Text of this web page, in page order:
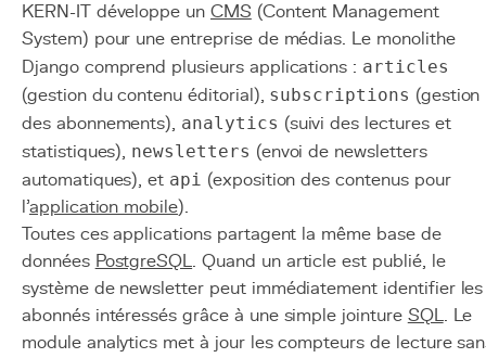
KERN-IT développe un CMS (Content Management
System) pour une entreprise de médias. Le monolithe
Django comprend plusieurs applications : articles
(gestion du contenu éditorial), subscriptions (gestion
des abonnements), analytics (suivi des lectures et
statistiques), newsletters (envoi de newsletters
automatiques), et api (exposition des contenus pour
l'application mobile).
Toutes ces applications partagent la même base de
données PostgreSQL. Quand un article est publié, le
système de newsletter peut immédiatement identifier les
abonnés intéressés grâce à une simple jointure SQL. Le
module analytics met à jour les compteurs de lecture